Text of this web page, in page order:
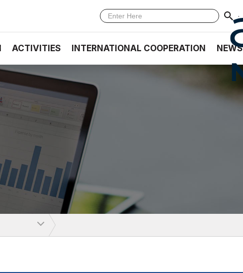
·
ACTIVITIES INTERNATIONAL COOPERATION NEWS